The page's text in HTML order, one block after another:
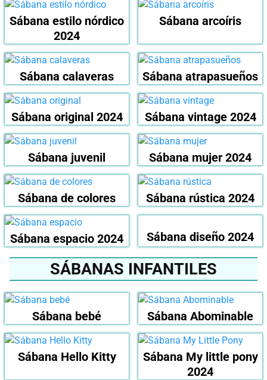
Sábana estilo nórdico
2024
Sábana arcoíris
Sábana calaveras Sábana atrapasueños
Sábana original 2024 Sábana vintage 2024
Sábana juvenil Sábana mujer 2024
Sábana de colores Sábana rústica 2024
Sábana espacio 2024 Sábana diseño 2024
SÁBANAS INFANTILES
Sábana bebé Sábana Abominable
Sábana Hello Kitty
Sábana My little pony
2024